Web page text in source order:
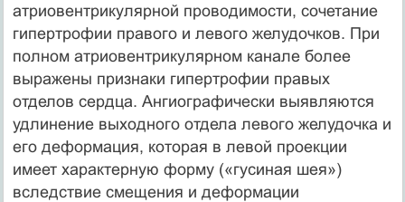
атриовентрикулярной проводимости, сочетание
гипертрофии правого и левого желудочков. При
полном атриовентрикулярном канале более
выражены признаки гипертрофии правых
отделов сердца. Ангиографически выявляются
удлинение выходного отдела левого желудочка и
его деформация, которая в левой проекции
имеет характерную форму («гусиная шея»)
вследствие смещения и деформации